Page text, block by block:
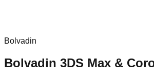
Bolvadin
Bolvadin 3DS Max &